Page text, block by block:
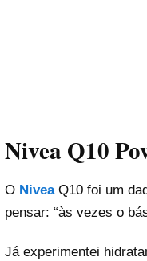
Nivea Q10
O Nivea Q10 foi um
pensar: “às vezes o
Já experimentei